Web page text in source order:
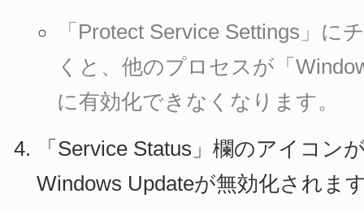
「Protect Service Settings」に
くと、他のプロセスが「
に有効化できなくなります。
「Service Status」欄のアイコン
Windows Updateが無効化されま